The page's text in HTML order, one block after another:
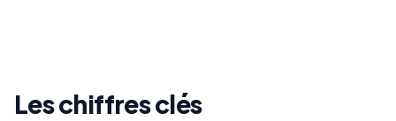
Les chiffres clés